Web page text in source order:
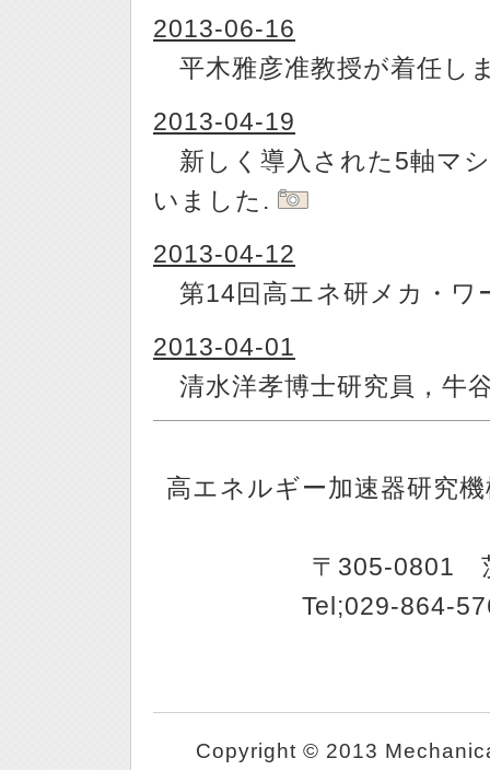
2013-06-16
平木雅彦准教授が着任し
2013-04-19
新しく導入された5軸マ
いました.
2013-04-12
第14回高エネ研メカ・ワ
2013-04-01
清水洋孝博士研究員，牛
高エネルギー加速器研究
〒305-0801
Tel;029-864-
Copyright © 2013